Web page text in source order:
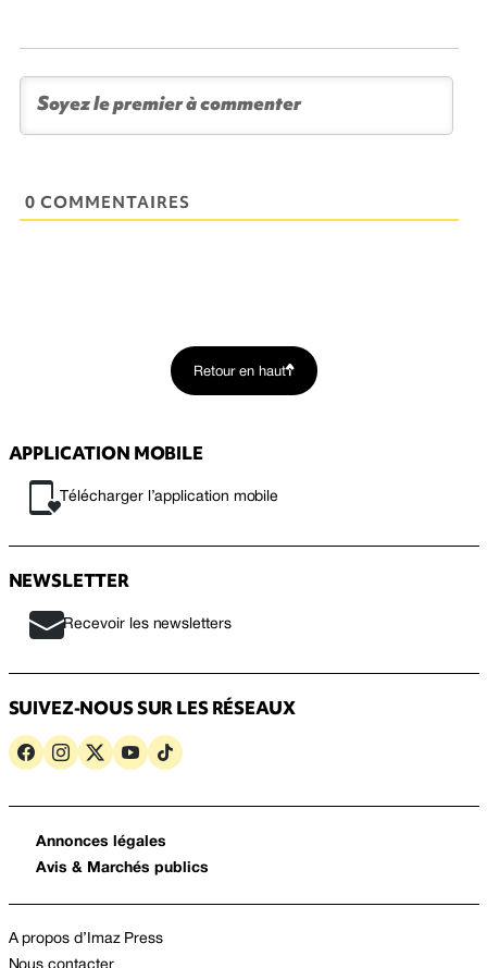
0 COMMENTAIRES
Retour en haut
APPLICATION MOBILE
Télécharger l’application mobile
NEWSLETTER
Recevoir les newsletters
SUIVEZ-NOUS SUR LES RÉSEAUX
Annonces légales
Avis & Marchés publics
A propos d’Imaz Press
Nous contacter